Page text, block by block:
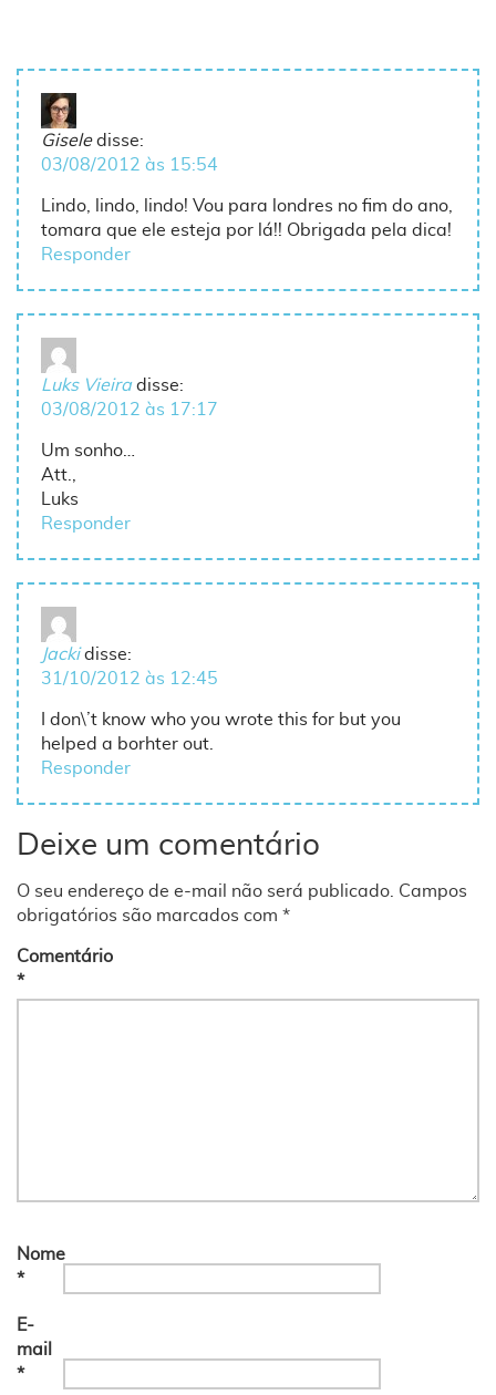
Gisele disse:
03/08/2012 às 15:54
Lindo, lindo, lindo! Vou para londres no fim do ano,
tomara que ele esteja por lá!! Obrigada pela dica!
Responder
Luks Vieira disse:
03/08/2012 às 17:17
Um sonho…
Att.,
Luks
Responder
Jacki disse:
31/10/2012 às 12:45
I don\’t know who you wrote this for but you
helped a borhter out.
Responder
Deixe um comentário
O seu endereço de e-mail não será publicado. Campos
obrigatórios são marcados com *
Comentário
*
Nome
*
E-
mail
*